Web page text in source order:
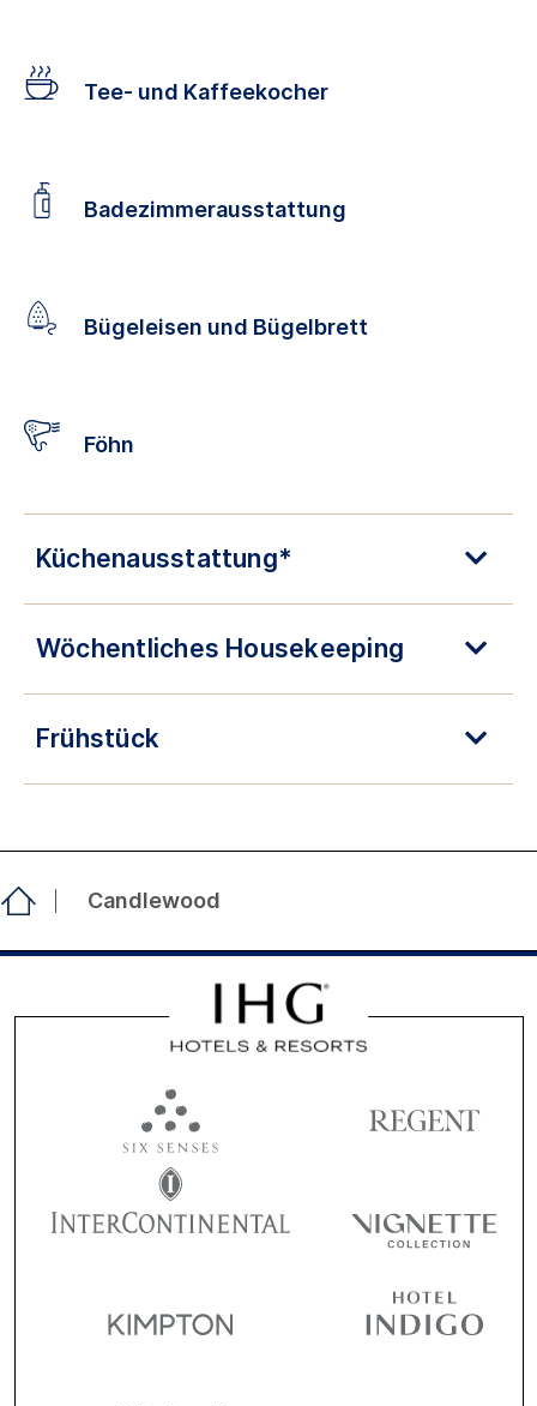
Tee- und Kaffeekocher
Badezimmerausstattung
Bügeleisen und Bügelbrett
Föhn
Küchenausstattung*
Wöchentliches Housekeeping
Frühstück
Candlewood